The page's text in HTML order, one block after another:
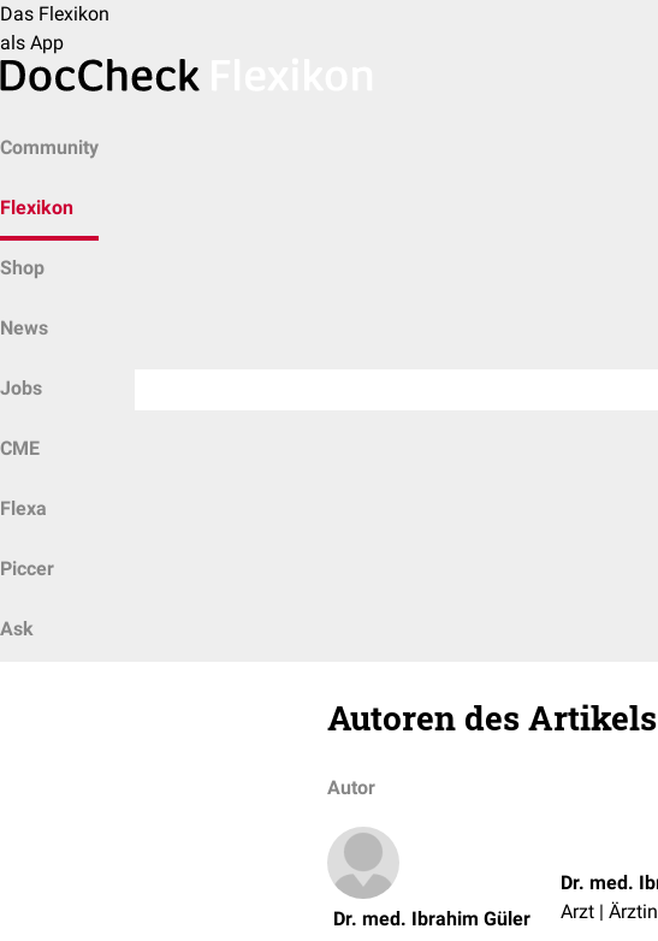
Das Flexikon
als App
Community
Flexikon
Shop
News
Jobs
CME
Flexa
Piccer
Ask
Autoren des Artikels
Autor
Dr. med. Ibrahim Güler
Arzt | Ärztin